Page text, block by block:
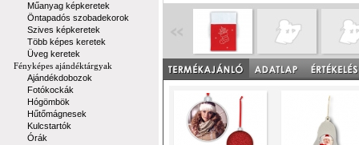
Műanyag képkeretek
Öntapadós szobadekorok
Szives képkeretek
Több képes keretek
Üveg keretek
Fényképes ajándéktárgyak
Ajándékdobozok
Fotókockák
Hógömbök
Hűtőmágnesek
Kulcstartók
Órák